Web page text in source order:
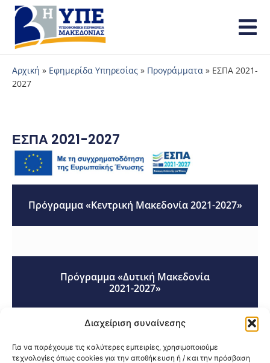
Διαχείριση συναίνεσης
Για να παρέχουμε τις καλύτερες εμπειρίες, χρησιμοποιούμε
τεχνολογίες όπως cookies για την αποθήκευση ή / και την πρόσβαση
Αρχική » Εφημερίδα Υπηρεσίας » Προγράμματα » ΕΣΠΑ 2021-
2027
ΕΣΠΑ 2021-2027
Πρόγραμμα «Κεντρική Μακεδονία 2021-2027»
Πρόγραμμα «Δυτική Μακεδονία
2021-2027»